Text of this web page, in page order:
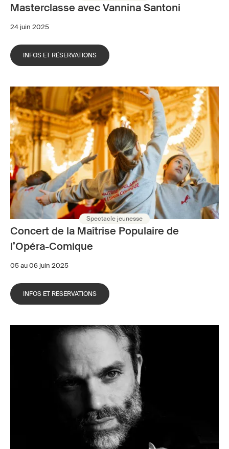
Masterclasse avec Vannina Santoni
24 juin 2025
INFOS ET RÉSERVATIONS
Spectacle jeunesse
Concert de la Maîtrise Populaire de
l’Opéra-Comique
05 au 06 juin 2025
INFOS ET RÉSERVATIONS